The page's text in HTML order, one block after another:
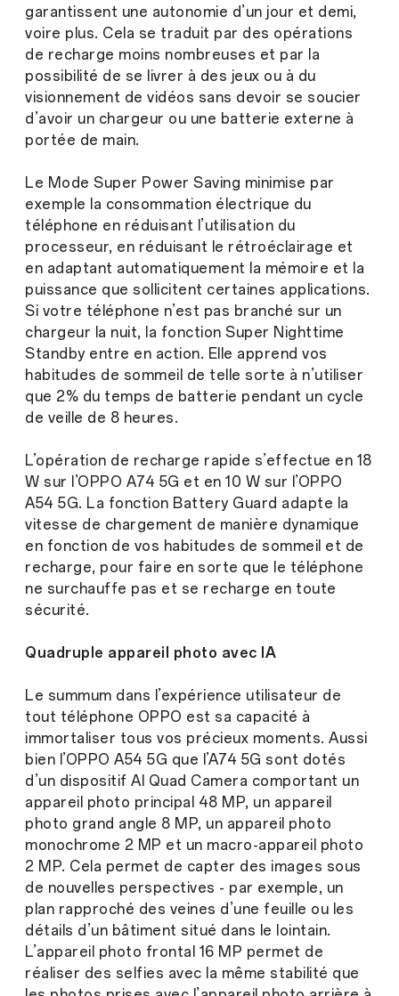
garantissent une autonomie d’un jour et demi,
voire plus. Cela se traduit par des opérations
de recharge moins nombreuses et par la
possibilité de se livrer à des jeux ou à du
visionnement de vidéos sans devoir se soucier
d’avoir un chargeur ou une batterie externe à
portée de main.
Le Mode Super Power Saving minimise par
exemple la consommation électrique du
téléphone en réduisant l’utilisation du
processeur, en réduisant le rétroéclairage et
en adaptant automatiquement la mémoire et la
puissance que sollicitent certaines applications.
Si votre téléphone n’est pas branché sur un
chargeur la nuit, la fonction Super Nighttime
Standby entre en action. Elle apprend vos
habitudes de sommeil de telle sorte à n’utiliser
que 2% du temps de batterie pendant un cycle
de veille de 8 heures.
L’opération de recharge rapide s’effectue en 18
W sur l’OPPO A74 5G et en 10 W sur l’OPPO
A54 5G. La fonction Battery Guard adapte la
vitesse de chargement de manière dynamique
en fonction de vos habitudes de sommeil et de
recharge, pour faire en sorte que le téléphone
ne surchauffe pas et se recharge en toute
sécurité.
Quadruple appareil photo avec IA
Le summum dans l’expérience utilisateur de
tout téléphone OPPO est sa capacité à
immortaliser tous vos précieux moments. Aussi
bien l’OPPO A54 5G que l’A74 5G sont dotés
d’un dispositif AI Quad Camera comportant un
appareil photo principal 48 MP, un appareil
photo grand angle 8 MP, un appareil photo
monochrome 2 MP et un macro-appareil photo
2 MP. Cela permet de capter des images sous
de nouvelles perspectives - par exemple, un
plan rapproché des veines d’une feuille ou les
détails d’un bâtiment situé dans le lointain.
L’appareil photo frontal 16 MP permet de
réaliser des selfies avec la même stabilité que